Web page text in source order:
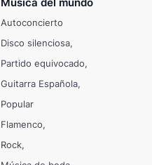
Música del mundo
Autoconcierto
Disco silenciosa
Partido equivocado
Guitarra Española
Popular
Flamenco
Rock